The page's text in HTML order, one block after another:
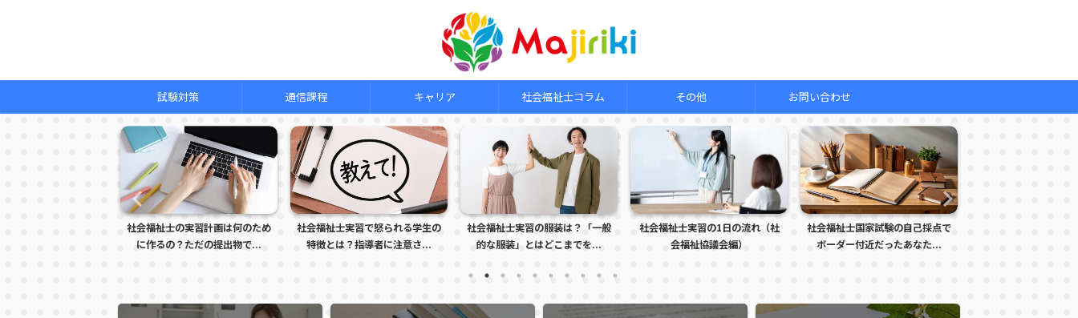
試験対策 通信課程 キャリア 社会福祉士コラム その他 お問い合わせ
社会福祉士の実習計画は何のため
に作るの？ただの提出物で...
社会福祉士実習で怒られる学生の
特徴とは？指導者に注意さ...
社会福祉士実習の服装は？「一般
的な服装」とはどこまでを...
社会福祉士実習の1日の流れ（社
会福祉協議会編）
社会福祉士国家試験の自己採点で
ボーダー付近だったあなた...
明日は本番！社会福祉士国家試験
を受けるあなたへ贈るエー...